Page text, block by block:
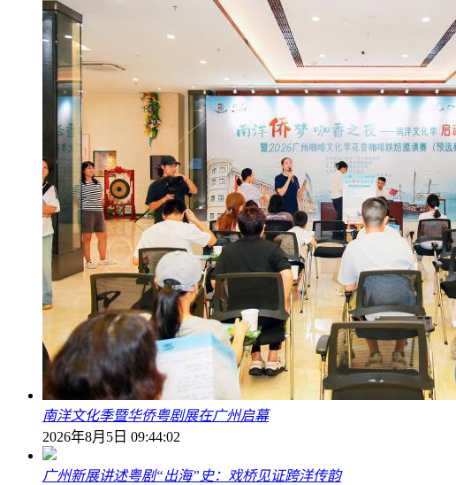
南洋文化季暨华侨粤剧展在广州启幕
2026年8月5日 09:44:02
广州新展讲述粤剧“出海”史：戏桥见证跨洋传韵